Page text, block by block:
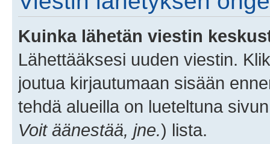
Kuinka lähetän viestin
Lähettääksesi uuden viestin.
joutua kirjautumaan sisään
tehdä alueilla on lueteltuna
Voit äänestää, jne.) lista.